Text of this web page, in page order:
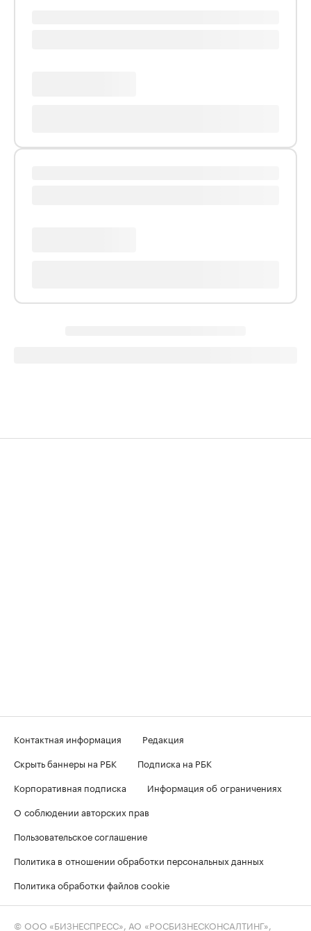
Контактная информация
Редакция
Скрыть баннеры на РБК
Подписка на РБК
Корпоративная подписка
Информация об ограничениях
О соблюдении авторских прав
Пользовательское соглашение
Политика в отношении обработки персональных данных
Политика обработки файлов cookie
© ООО «БИЗНЕСПРЕСС», АО «РОСБИЗНЕСКОНСАЛТИНГ»,